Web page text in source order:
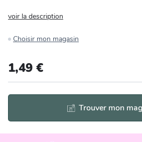
voir la description
Choisir mon magasin
1,49 €
Trouver mon